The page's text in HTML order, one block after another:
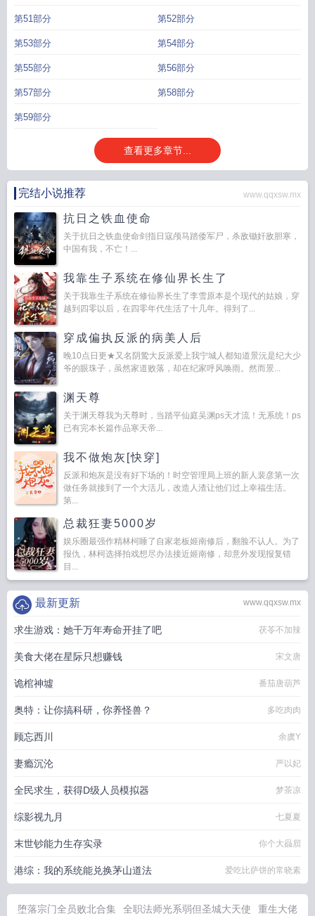
第51部分 第52部分
第53部分 第54部分
第55部分 第56部分
第57部分 第58部分
第59部分
查看更多章节...
完结小说推荐 www.qqxsw.mx
抗日之铁血使命
关于抗日之铁血使命剑指日寇颅马踏倭军尸，杀敌锄奸敌胆寒，
中国有我，不亡！...
我靠生子系统在修仙界长生了
关于我靠生子系统在修仙界长生了李雪原本是个现代的姑娘，穿
越到四零以后，在四零年代生活了十几年。得到了...
穿成偏执反派的病美人后
晚10点日更★又名阴鸷大反派爱上我宁城人都知道景沅是纪大少
爷的眼珠子，虽然家道败落，却在纪家呼风唤雨。然而景...
渊天尊
关于渊天尊我为天尊时，当踏平仙庭吴渊ps天才流！无系统！ps
已有完本长篇作品寒天帝...
我不做炮灰[快穿]
反派和炮灰是没有好下场的！时空管理局上班的新人裴彦第一次
做任务就接到了一个大活儿，改造人渣让他们过上幸福生活。
第...
总裁狂妻5000岁
娱乐圈最强作精林柯睡了自家老板姬南修后，翻脸不认人。为了
报仇，林柯选择拍戏想尽办法接近姬南修，却意外发现报复错
目...
www.qqxsw.mx
最新更新
求生游戏：她千万年寿命开挂了吧 茯苓不加辣
美食大佬在星际只想赚钱 宋文唐
诡棺神墟 番茄唐葫芦
奥特：让你搞科研，你养怪兽？ 多吃肉肉
顾忘西川 余虞Y
妻瘾沉沦 严以妃
全民求生，获得D级人员模拟器 梦茶凉
综影视九月 七夏夏
末世钞能力生存实录 你个大赑屃
港综：我的系统能兑换茅山道法 爱吃比萨饼的常晓素
堕落宗门全员败北合集 全职法师光系弱但圣城大天使 重生大佬